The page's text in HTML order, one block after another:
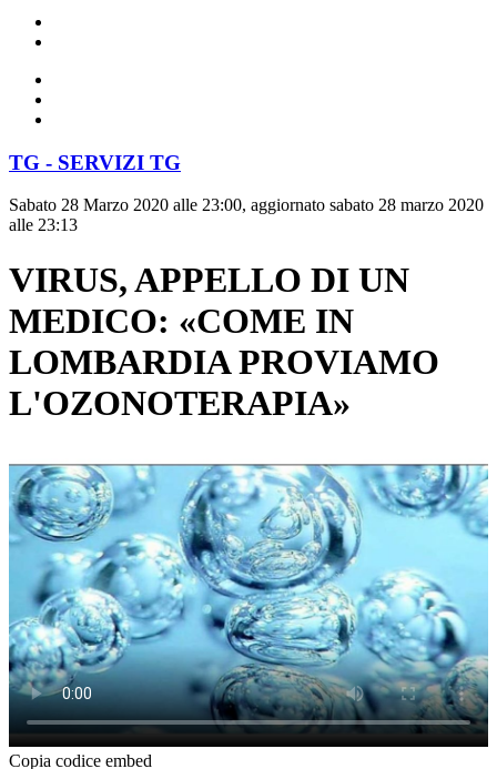
TG - SERVIZI TG
Sabato 28 Marzo 2020 alle 23:00, aggiornato sabato 28 marzo 2020
alle 23:13
VIRUS, APPELLO DI UN
MEDICO: «COME IN
LOMBARDIA PROVIAMO
L'OZONOTERAPIA»
Copia codice embed